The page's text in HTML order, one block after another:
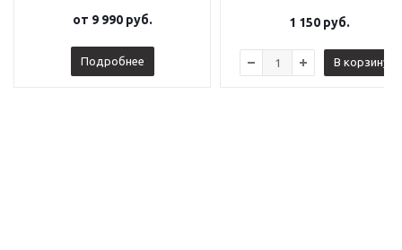
от 9 990 руб.
Подробнее
1 150руб.
В корзину